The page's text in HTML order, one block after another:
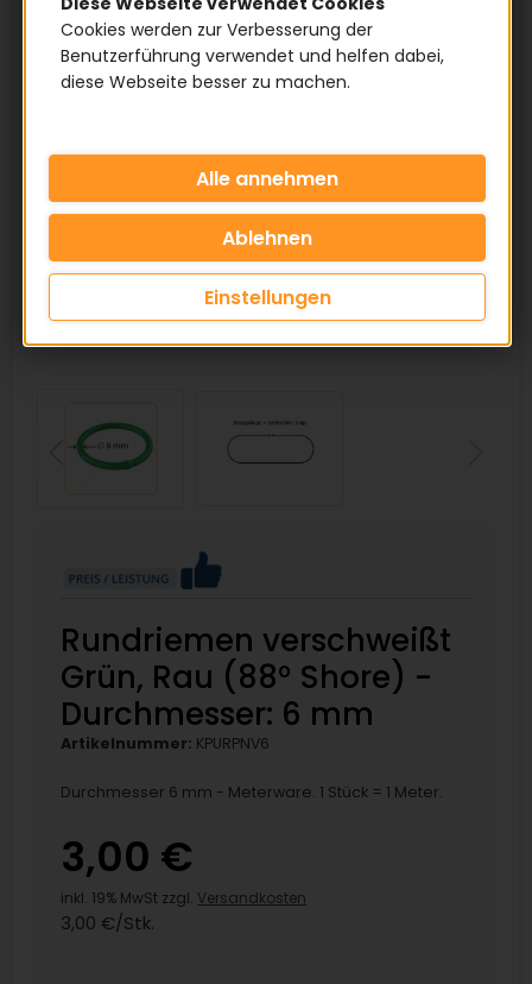
Rundriemen verschweißt
Grün, Rau (88° Shore) -
Durchmesser: 6 mm
Artikelnummer: KPURPNV6
Durchmesser 6 mm - Meterware. 1 Stück = 1 Meter.
3,00 €
inkl. 19% MwSt zzgl. Versandkosten
3,00 €/Stk.
Cookies werden zur Verbesserung der
Benutzerführung verwendet und helfen dabei,
diese Webseite besser zu machen.
Einstellungen